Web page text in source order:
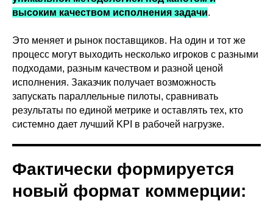
высоким качеством исполнения задачи.
Это меняет и рынок поставщиков. На один и тот же
процесс могут выходить несколько игроков с разными
подходами, разным качеством и разной ценой
исполнения. Заказчик получает возможность
запускать параллельные пилоты, сравнивать
результаты по единой метрике и оставлять тех, кто
системно дает лучший KPI в рабочей нагрузке.
Фактически формируется
новый формат коммерции: